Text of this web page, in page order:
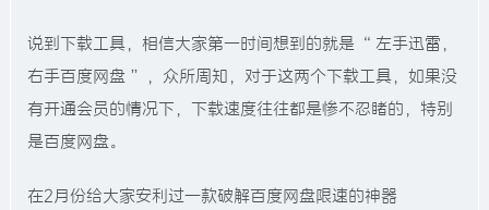
说到下载工具，相信大家第一时间想到的就是 “ 左手迅雷，
右手百度网盘 ” ，众所周知，对于这两个下载工具，如果没
有开通会员的情况下，下载速度往往都是惨不忍睹的，特别
是百度网盘。
在2月份给大家安利过一款破解百度网盘限速的神器